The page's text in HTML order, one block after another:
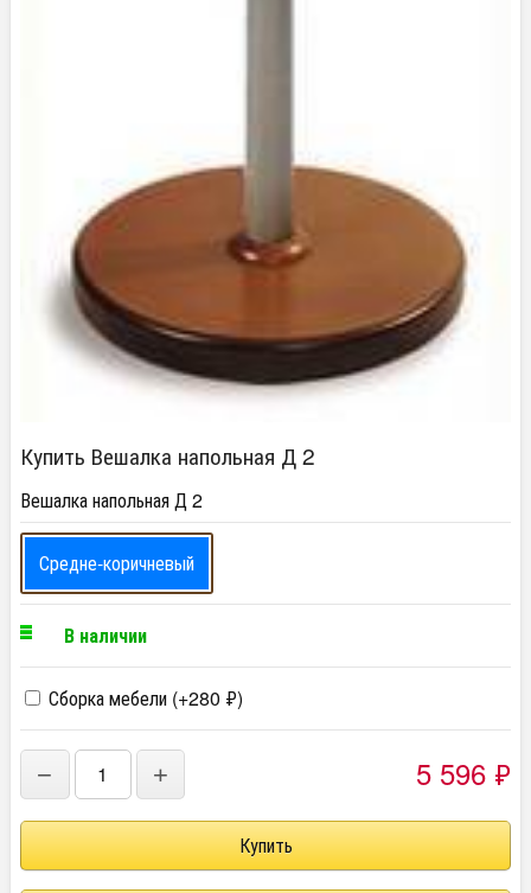
Купить Вешалка напольная Д 2
Вешалка напольная Д 2
Средне-коричневый
В наличии
Сборка мебели (+280 ₽)
− + 5 596 ₽